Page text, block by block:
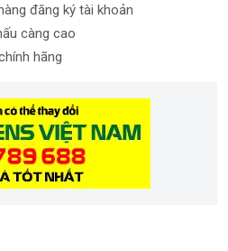
đăng ký tài khoản
càng cao
hãng